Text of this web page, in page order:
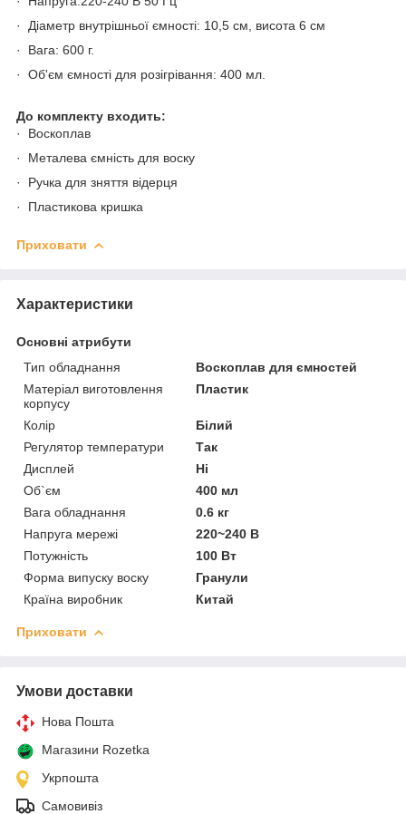
· Діаметр внутрішньої ємності: 10,5 см, висота 6 см
· Вага: 600 г.
· Об'єм ємності для розігрівання: 400 мл.
До комплекту входить:
· Воскоплав
· Металева ємність для воску
· Ручка для зняття відерця
· Пластикова кришка
Приховати
Характеристики
Основні атрибути
Тип обладнання
Воскоплав для ємностей
Матеріал виготовлення
корпусу
Пластик
Колір
Білий
Регулятор температури
Так
Дисплей
Ні
Об`єм
400 мл
Вага обладнання
0.6 кг
Напруга мережі
220~240 В
Потужність
100 Вт
Форма випуску воску
Гранули
Країна виробник
Китай
Приховати
Умови доставки
Нова Пошта
Магазини Rozetka
Укрпошта
Самовивіз